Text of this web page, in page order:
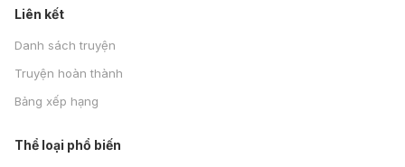
Liên kết
Danh sách truyện
Truyện hoàn thành
Bảng xếp hạng
Thể loại phổ biến